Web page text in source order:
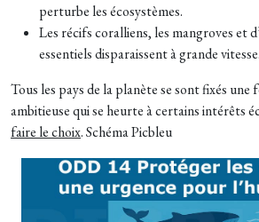
perturbe les écosystèmes.
Les récifs coralliens, les mangroves et
essentiels disparaissent à grande vitesse.
Tous les pays de la planète se sont fixés une
ambitieuse qui se heurte à certains intérêts
faire le choix. Schéma Picbleu